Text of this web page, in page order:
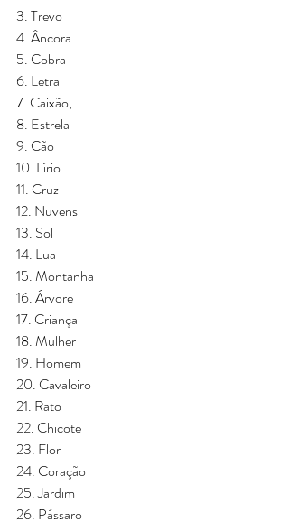
3. Trevo
4. Âncora
5. Cobra
6. Letra
7. Caixão,
8. Estrela
9. Cão
10. Lírio
11. Cruz
12. Nuvens
13. Sol
14. Lua
15. Montanha
16. Árvore
17. Criança
18. Mulher
19. Homem
20. Cavaleiro
21. Rato
22. Chicote
23. Flor
24. Coração
25. Jardim
26. Pássaro